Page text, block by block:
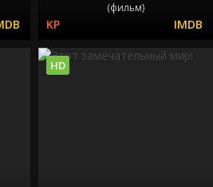
(фильм)
HD